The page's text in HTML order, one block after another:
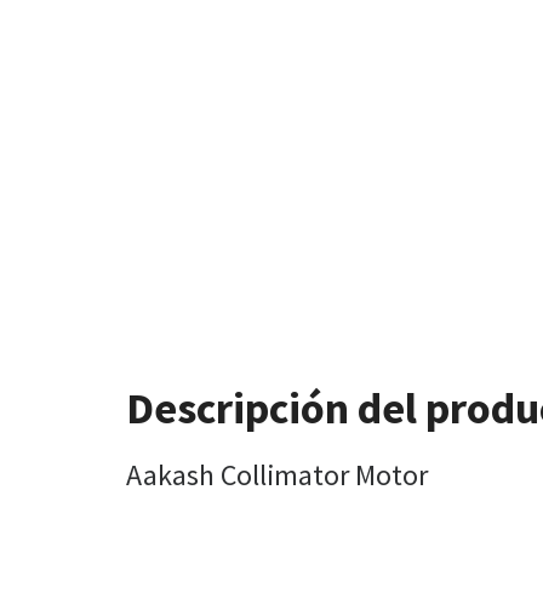
Descripción del
Aakash Collimator Motor